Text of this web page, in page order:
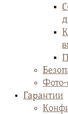
Гарантии